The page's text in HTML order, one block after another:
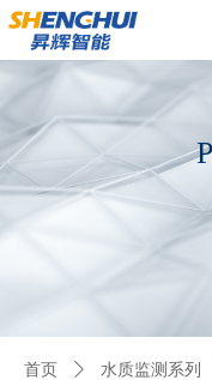
Control Render
ControlType:productSlideBind
首页 ꄲ 水质监测系列